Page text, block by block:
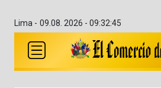
Lima - 09.08. 2026 - 09:32:45